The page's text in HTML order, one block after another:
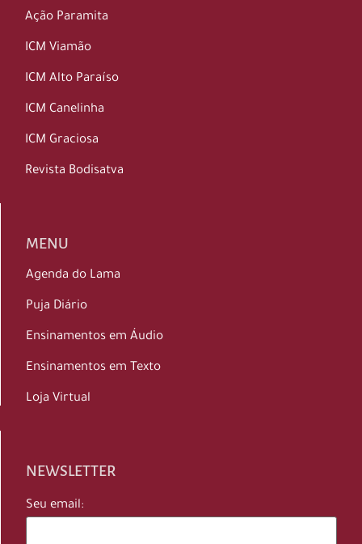
Ação Paramita
ICM Viamão
ICM Alto Paraíso
ICM Canelinha
ICM Graciosa
Revista Bodisatva
MENU
Agenda do Lama
Puja Diário
Ensinamentos em Áudio
Ensinamentos em Texto
Loja Virtual
NEWSLETTER
Seu email: